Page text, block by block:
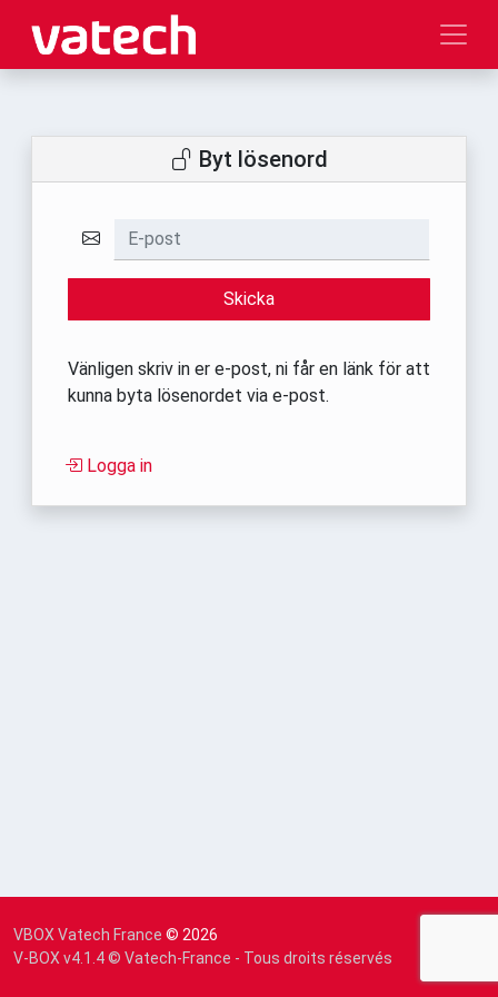
Byt lösenord
E-post
Skicka
Vänligen skriv in er e-post, ni får en länk för att
kunna byta lösenordet via e-post.
Logga in
VBOX Vatech France © 2026
V-BOX v4.1.4 © Vatech-France - Tous droits réservés